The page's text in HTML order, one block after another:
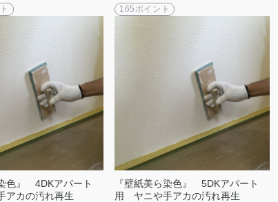
165ポイント
色』 4DKアパート
カの汚れ再生
『壁紙美ら染色』 5DKアパート
用 ヤニや手アカの汚れ再生